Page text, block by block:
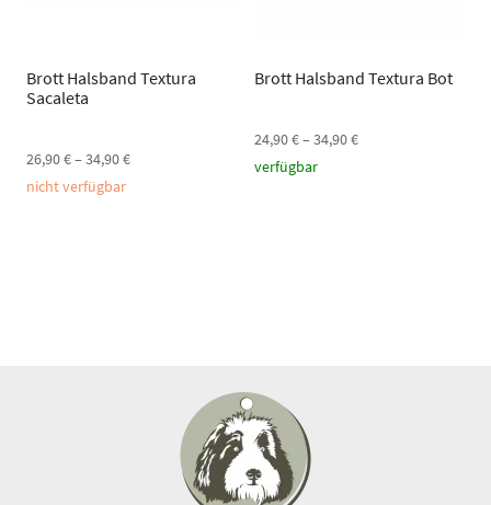
Brott Halsband Textura
Sacaleta
26,90€– 34,90€
nicht verfügbar
Brott Halsband Textura Bot
24,90€– 34,90€
verfügbar